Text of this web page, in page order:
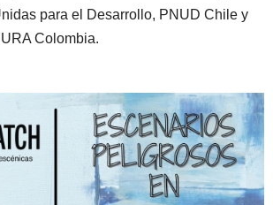
para el Desarrollo, PNUD Chile y
Colombia.